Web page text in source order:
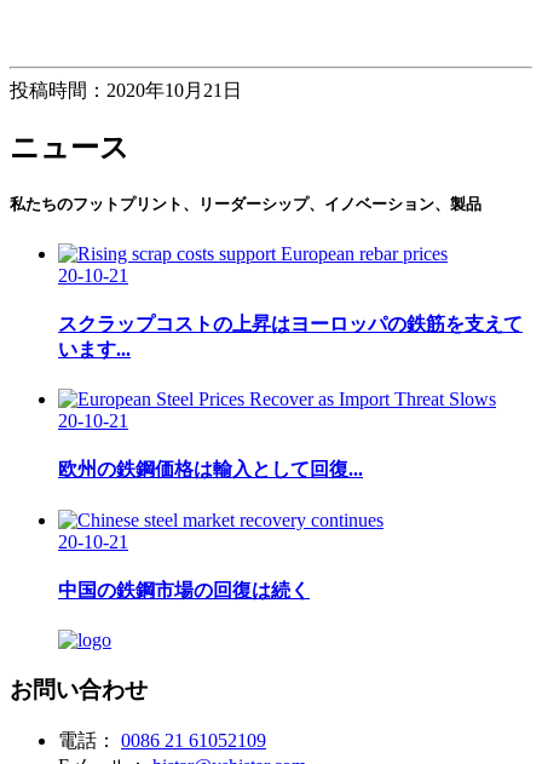
投稿時間：2020年10月21日
ニュース
私たちのフットプリント、リーダーシップ、イノベーション、製品
20-10-21
スクラップコストの上昇はヨーロッパの鉄筋を支えて
います...
20-10-21
欧州の鉄鋼価格は輸入として回復...
20-10-21
中国の鉄鋼市場の回復は続く
お問い合わせ
電話：
0086 21 61052109